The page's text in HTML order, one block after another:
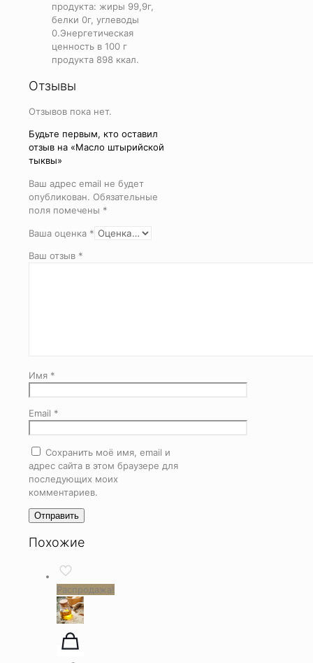
продукта: жиры 99,9г,
белки 0г, углеводы
0.Энергетическая
ценность в 100 г
продукта 898 ккал.
Отзывы
Отзывов пока нет.
Будьте первым, кто оставил
отзыв на «Масло штырийской
тыквы»
Ваш адрес email не будет
опубликован. Обязательные
поля помечены *
Ваша оценка *
Ваш отзыв *
Имя *
Email *
Сохранить моё имя, email и
адрес сайта в этом браузере для
последующих моих
комментариев.
Похожие
Распродажа!